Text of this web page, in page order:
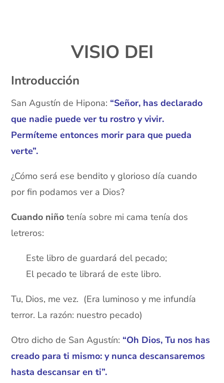
VISIO DEI
Introducción
San Agustín de Hipona: “Señor, has declarado
que nadie puede ver tu rostro y vivir.
Permíteme entonces morir para que pueda
verte”.
¿Cómo será ese bendito y glorioso día cuando
por fin podamos ver a Dios?
Cuando niñotenía sobre mi cama tenía dos
letreros:
Este libro de guardará del pecado;
El pecado te librará de este libro.
Tu, Dios, me vez. (Era luminoso y me infundía
terror. La razón: nuestro pecado)
Otro dicho de San Agustín: “Oh Dios, Tu nos has
creado para ti mismo: y nunca descansaremos
hasta descansar en ti”.